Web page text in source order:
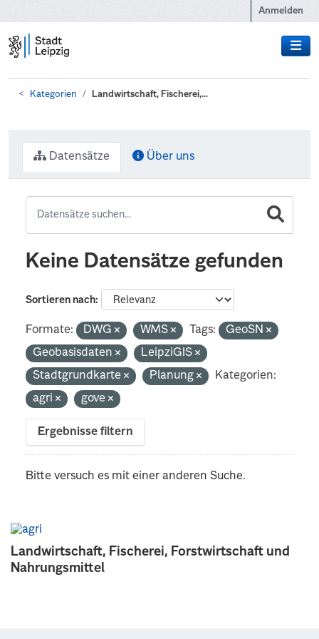
Anmelden
Kategorien Landwirtschaft, Fischerei,...
Landwirtschaft, Fischerei, Forstwirtschaft und
Nahrungsmittel
Datensätze Über uns
Keine Datensätze gefunden
Sortieren nach
Formate: DWG WMS Tags:
GeoSN
Geobasisdaten
LeipziGIS
Stadtgrundkarte
Planung
Kategorien:
agri
gove
Ergebnisse filtern
Bitte versuch es mit einer anderen Suche.